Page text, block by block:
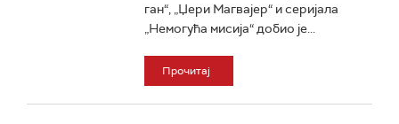
ган“, „Џери Магвајер“ и серијала
„Немогућа мисија“ добио је...
Прочитај